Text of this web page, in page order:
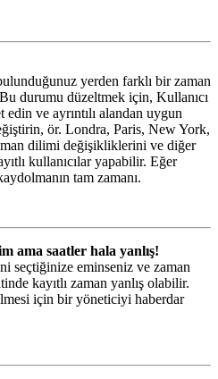
yerden farklı bir zaman
durumu düzeltmek için, Kullanıcı
ve ayrıntılı alandan uygun
ör. Londra, Paris, New York,
dilimi değişikliklerini ve diğer
kullanıcılar yapabilir. Eğer
tam zamanı.
ama saatler hala yanlış!
seçtiğinize eminseniz ve zaman
kayıtlı zaman yanlış olabilir.
için bir yöneticiyi haberdar